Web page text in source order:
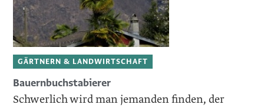
GÄRTNERN & LANDWIRTSCHAFT
Bauernbuchstabierer
Schwerlich wird man jemanden finden, der